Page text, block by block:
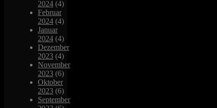
2024 (4)
Februar
2024 (4)
Januar
2024 (4)
Dezember
2023 (4)
November
2023 (6)
Oktober
2023 (6)
September